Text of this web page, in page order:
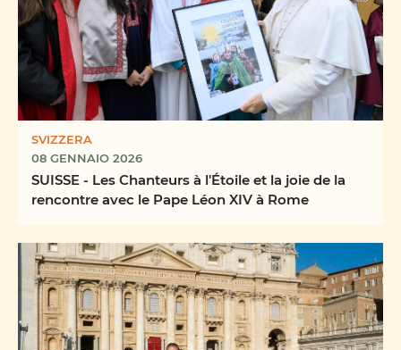
SVIZZERA
08 GENNAIO 2026
SUISSE - Les Chanteurs à l'Étoile et la joie de la
rencontre avec le Pape Léon XIV à Rome